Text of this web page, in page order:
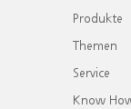
Produkte
Themen
Service
Know